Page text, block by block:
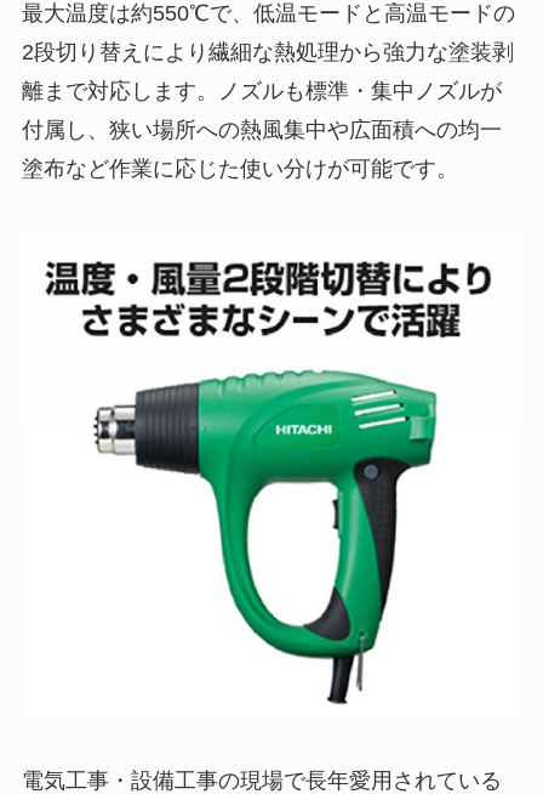
最大温度は約550℃で、低温モードと高温モードの
2段切り替えにより繊細な熱処理から強力な塗装剥
離まで対応します。ノズルも標準・集中ノズルが
付属し、狭い場所への熱風集中や広面積への均一
塗布など作業に応じた使い分けが可能です。
電気工事・設備工事の現場で長年愛用されている